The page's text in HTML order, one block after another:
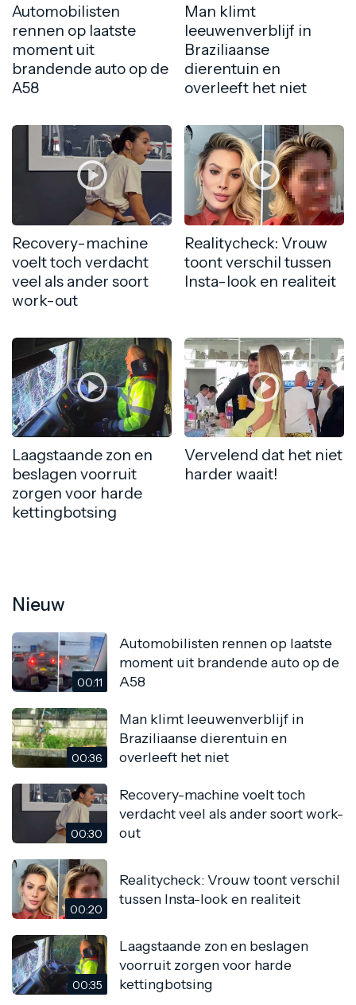
Automobilisten
rennen op laatste
moment uit
brandende auto op de
A58
Man klimt
leeuwenverblijf in
Braziliaanse
dierentuin en
overleeft het niet
Recovery-machine
voelt toch verdacht
veel als ander soort
work-out
Realitycheck: Vrouw
toont verschil tussen
Insta-look en realiteit
Laagstaande zon en
beslagen voorruit
zorgen voor harde
kettingbotsing
Vervelend dat het niet
harder waait!
Nieuw
00:11
Automobilisten rennen op laatste
moment uit brandende auto op de
A58
00:36
Man klimt leeuwenverblijf in
Braziliaanse dierentuin en
overleeft het niet
00:30
Recovery-machine voelt toch
verdacht veel als ander soort work-
out
00:20
Realitycheck: Vrouw toont verschil
tussen Insta-look en realiteit
00:35
Laagstaande zon en beslagen
voorruit zorgen voor harde
kettingbotsing